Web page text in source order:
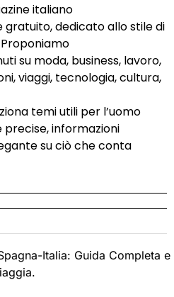
italiano
dedicato allo stile di
su moda, business, lavoro,
viaggi, tecnologia, cultura,
temi utili per l’uomo
informazioni
su ciò che conta
Italia: Guida Completa e